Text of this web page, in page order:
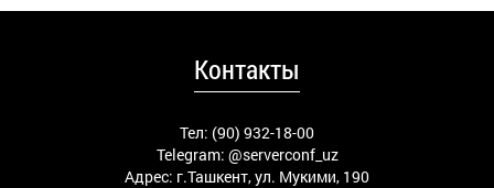
Контакты
Тел: (90) 932-18-00
Telegram: @serverconf_uz
Адрес: г.Ташкент, ул. Мукими, 190